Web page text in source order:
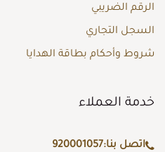
الرقم الضريبي
السجل التجاري
شروط وأحكام بطاقة الهدايا
خدمة العملاء
اتصل بنا:920001057